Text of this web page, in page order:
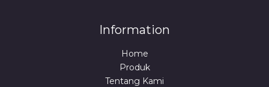
Information
Home
Produk
Tentang Kami